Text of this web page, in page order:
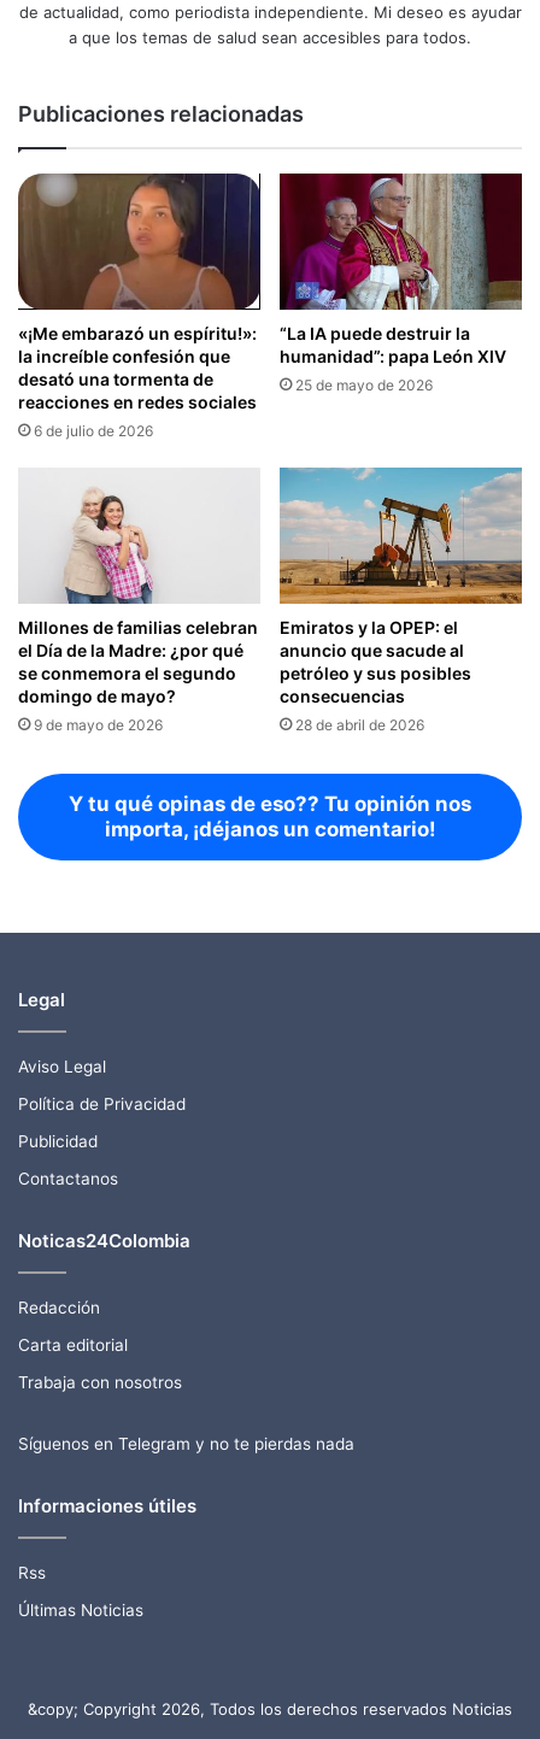
de actualidad, como periodista independiente. Mi deseo es ayudar
a que los temas de salud sean accesibles para todos.
Publicaciones relacionadas
«¡Me embarazó un espíritu!»:
la increíble confesión que
desató una tormenta de
reacciones en redes sociales
6 de julio de 2026
“La IA puede destruir la
humanidad”: papa León XIV
25 de mayo de 2026
Millones de familias celebran
el Día de la Madre: ¿por qué
se conmemora el segundo
domingo de mayo?
9 de mayo de 2026
Emiratos y la OPEP: el
anuncio que sacude al
petróleo y sus posibles
consecuencias
28 de abril de 2026
Y tu qué opinas de eso?? Tu opinión nos
importa, ¡déjanos un comentario!
Legal
Aviso Legal
Política de Privacidad
Publicidad
Contactanos
Noticas24Colombia
Redacción
Carta editorial
Trabaja con nosotros
Síguenos en Telegram y no te pierdas nada
Informaciones útiles
Rss
Últimas Noticias
&copy; Copyright 2026, Todos los derechos reservados Noticias